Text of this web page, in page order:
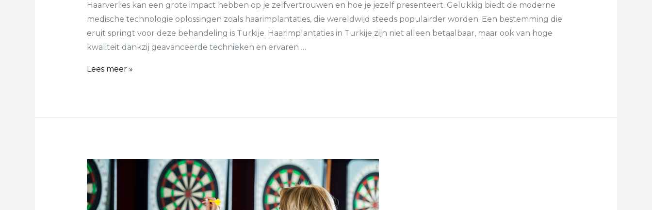
Haarverlies kan een grote impact hebben op je zelfvertrouwen en hoe je jezelf presenteert. Gelukkig biedt de moderne
medische technologie oplossingen zoals haarimplantaties, die wereldwijd steeds populairder worden. Een bestemming die
eruit springt voor deze behandeling is Turkije. Haarimplantaties in Turkije zijn niet alleen betaalbaar, maar ook van hoge
kwaliteit dankzij geavanceerde technieken en ervaren …
Lees meer »